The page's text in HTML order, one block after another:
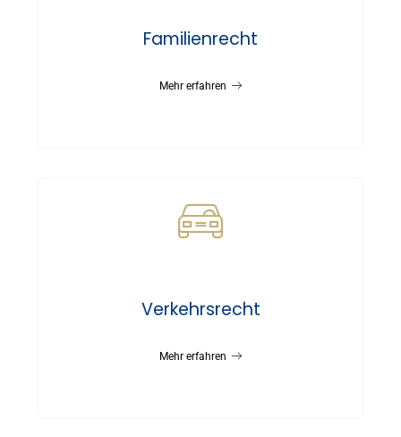
Familienrecht
Mehr erfahren
Verkehrsrecht
Mehr erfahren